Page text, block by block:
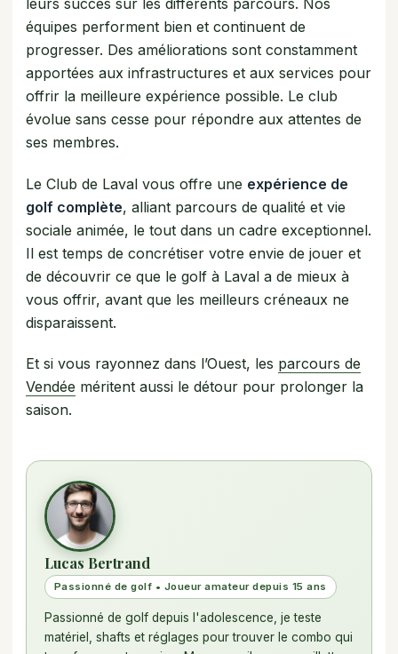
leurs succès sur les différents parcours. Nos
équipes performent bien et continuent de
progresser. Des améliorations sont constamment
apportées aux infrastructures et aux services pour
offrir la meilleure expérience possible. Le club
évolue sans cesse pour répondre aux attentes de
ses membres.
Le Club de Laval vous offre une expérience de
golf complète, alliant parcours de qualité et vie
sociale animée, le tout dans un cadre exceptionnel.
Il est temps de concrétiser votre envie de jouer et
de découvrir ce que le golf à Laval a de mieux à
vous offrir, avant que les meilleurs créneaux ne
disparaissent.
Et si vous rayonnez dans l’Ouest, les parcours de
Vendée méritent aussi le détour pour prolonger la
saison.
Lucas Bertrand
Passionné de golf • Joueur amateur depuis 15 ans
Passionné de golf depuis l'adolescence, je teste
matériel, shafts et réglages pour trouver le combo qui